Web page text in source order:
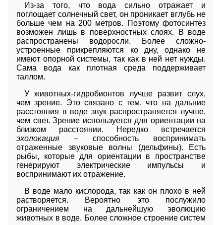
Из-за того, что вода сильно отражает и
поглощает солнечный свет, он проникает вглубь не
больше чем на 200 метров. Поэтому фотосинтез
возможен лишь в поверхностных слоях. В воде
распространены водоросли. Более сложно-
устроенные прикрепляются ко дну, однако не
имеют опорной системы, так как в ней нет нужды.
Сама вода как плотная среда поддерживает
таллом.
У животных-гидробионтов лучше развит слух,
чем зрение. Это связано с тем, что на дальние
расстояния в воде звук распространяется лучше,
чем свет. Зрение используется для ориентации на
близком расстоянии. Нередко встречается
эхолокация – способность воспринимать
отраженные звуковые волны (дельфины). Есть
рыбы, которые для ориентации в пространстве
генерируют электрические импульсы и
воспринимают их отражение.
В воде мало кислорода, так как он плохо в ней
растворяется. Вероятно это послужило
ограничением на дальнейшую эволюцию
животных в воде. Более сложное строение систем